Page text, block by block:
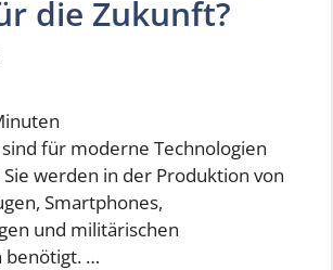
die Zukunft?
für moderne Technologien
werden in der Produktion von
Smartphones,
und militärischen
benötigt. …